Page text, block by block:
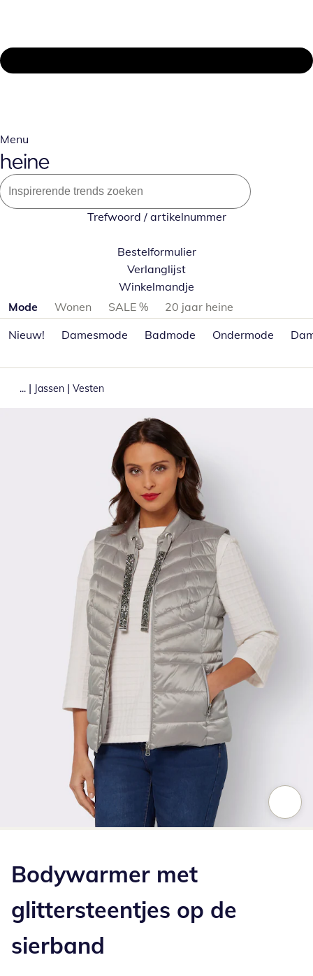
Menu
Trefwoord / artikelnummer
Bestelformulier
Verlanglijst
Winkelmandje
Productcategorieën overslaan
Mode Wonen SALE %
20 jaar heine
Nieuw!
Damesmode Badmode Ondermode
... | Jassen | Vesten
Bodywarmer met
glittersteentjes op de
sierband